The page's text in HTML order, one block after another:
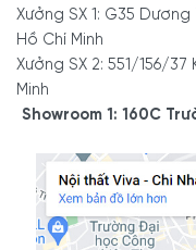
Xưởng SX 1: G35
Hồ Chí Minh
Xưởng SX 2: 551/156/37
Minh
Showroom 1: 160C